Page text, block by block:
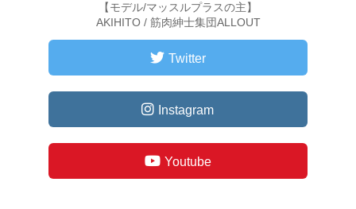
【モデル/マッスルプラスの主】
AKIHITO / 筋肉紳士集団ALLOUT
Twitter
Instagram
Youtube